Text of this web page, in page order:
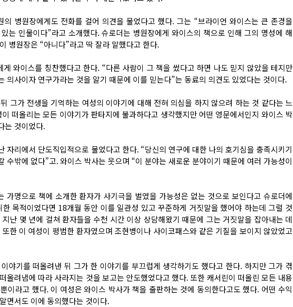
의 병원장에게도 전화를 걸어 의견을 물었다고 했다. 그는 “브라이언 와이스는 큰 존경을
는 인물이다”라고 소개했다. 슈로더는 병원장에게 와이스의 책으로 인해 그의 명성에 해
병원장은 “아니다”라고 딱 잘라 말했다고 한다.
와이스를 칭찬했다고 한다. “다른 사람이 그 책을 썼다고 하면 나도 믿지 않았을 테지만
의사이자 연구가라는 것을 알기 때문에 이를 믿는다”는 동료의 의견도 있었다는 것이다.
그가 전생을 기억하는 여성의 이야기에 대해 전혀 의심을 하지 않으려 하는 것 같다는 느
떠올리는 모든 이야기가 판타지에 불과하다고 생각했지만 어떤 영문에서인지 와이스 박
는 것이었다.
자리에서 단도직입적으로 물었다고 한다. “당신의 연구에 대한 나의 호기심을 충족시키기
수밖에 없다”고. 와이스 박사는 웃으며 “이 분야는 새로운 분야이기 때문에 여러 가능성이
가명으로 책에 소개한 환자가 사기극을 벌였을 가능성은 없는 것으로 보인다고 슈로더에
목적이었다면 18개월 동안 이를 일관성 있고 꾸준하게 거짓말을 했어야 하는데 그럴 것
난 몇 년에 걸쳐 환자들을 수천 시간 이상 상담해왔기 때문에 그는 거짓말을 잡아내는 데
한 이 여성이 평범한 환자였으며 조현병이나 사이코패스와 같은 기질을 보이지 않았었고
야기를 떠올려낸 뒤 그가 한 이야기를 부끄럽게 생각하기도 했다고 한다. 하지만 그가 겪
올려냄에 따라 사라지는 것을 보고는 안도했었다고 했다. 또한 캐서린이 떠올린 모든 내용
이라고 했다. 이 여성은 와이스 박사가 책을 출판하는 것에 동의한다고도 했다. 어떤 수익
면서도 이에 동의했다는 것이다.